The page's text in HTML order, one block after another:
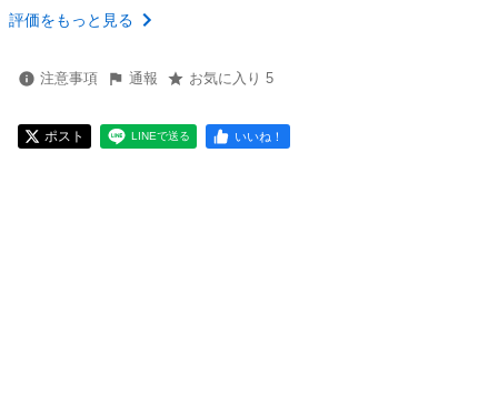
評価をもっと見る
注意事項 通報 お気に入り 5
ポスト LINEで送る いいね！